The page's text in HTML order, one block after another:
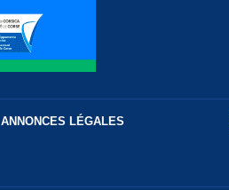
ANNONCES LÉGALES